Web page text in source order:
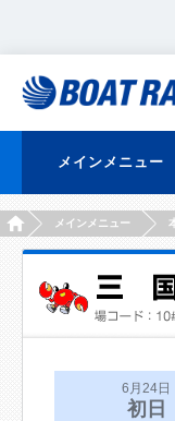
メインメニュー
HOMEメインメニュー
6月24日
初日